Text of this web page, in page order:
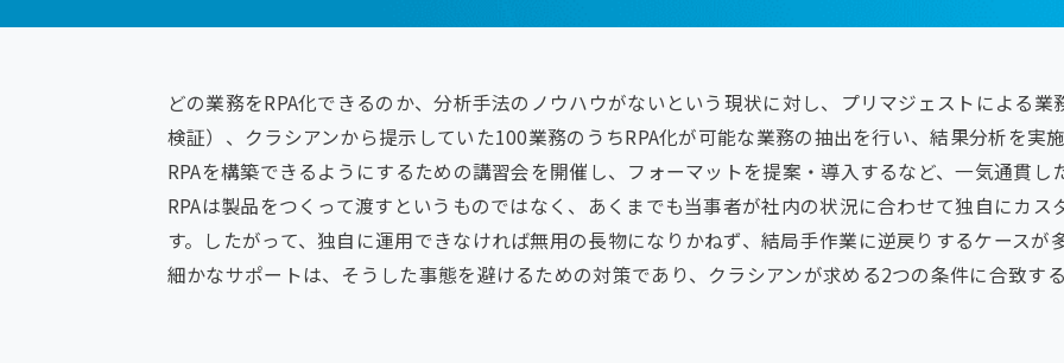
どの業務をRPA化できるのか、分析手法のノウハウがないという現状に対し、プリマジェストによる
検証）、クラシアンから提示していた100業務のうちRPA化が可能な業務の抽出を行い、結果分析を実
RPAを構築できるようにするための講習会を開催し、フォーマットを提案・導入するなど、一気通貫
RPAは製品をつくって渡すというものではなく、あくまでも当事者が社内の状況に合わせて独自にカ
す。したがって、独自に運用できなければ無用の長物になりかねず、結局手作業に逆戻りするケース
細かなサポートは、そうした事態を避けるための対策であり、クラシアンが求める2つの条件に合致す